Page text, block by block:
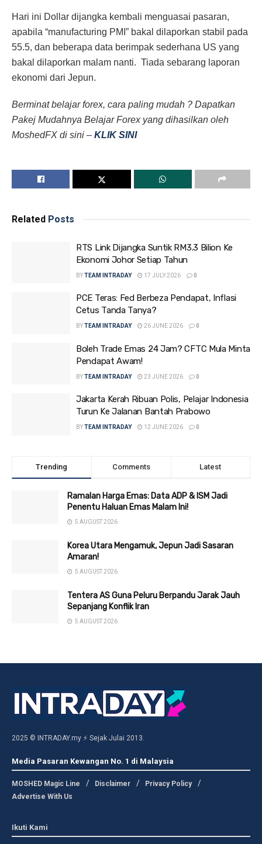
Hari ini Dollar dijangka kembali menguasai pasaran,
apabila “manufacturing PMI” bakal dilaporkan stabil pada
55.5, dan beberapa data berimpak sederhana US yang
bakal dilaporkan malam nanti. Tiada sebarang laporan
ekonomi dari Jepun.
Berminat belajar forex, cara paling mudah ? Dapatkan
Pakej Mudahnya Belajar Forex yang dihasilkan oleh
MoshedFX di sini – KLIK SINI
Related Posts
RTS Link Dijangka Suntik RM3.3 Bilion Ke
Ekonomi Johor Setiap Tahun
BYTEAM INTRADAY 17 JULY 2026 0
PCE Teras: Fed Berbeza Pendapat, Inflasi
Cetus Tanda Tanya?
BYTEAM INTRADAY 26 JUNE 2026 0
Boleh Trade Emas 24 Jam? CFTC Mula Minta
Pendapat Awam!
BYTEAM INTRADAY 23 JUNE 2026 0
Jakarta Kerah Ribuan Polis, Pelajar Indonesia
Turun Ke Jalanan Bantah Prabowo
BYTEAM INTRADAY 12 JUNE 2026 0
Trending Comments Latest
Ramalan Harga Emas: Data ADP & ISM Jadi
Penentu Haluan Emas Malam Ini!
5 AUGUST 2026
Korea Utara Mengamuk, Jepun Jadi Sasaran
Amaran!
5 AUGUST 2026
Tentera AS Guna Peluru Berpandu Jarak Jauh
Sepanjang Konflik Iran
5 AUGUST 2026
2025 © INTRADAY.my ⚡ Sejak Julai 2013.
Media Pasaran Kewangan No. 1 di Malaysia
MOSHED Magic Line Disclaimer
Privacy Policy
Advertise With Us
Ikuti Kami